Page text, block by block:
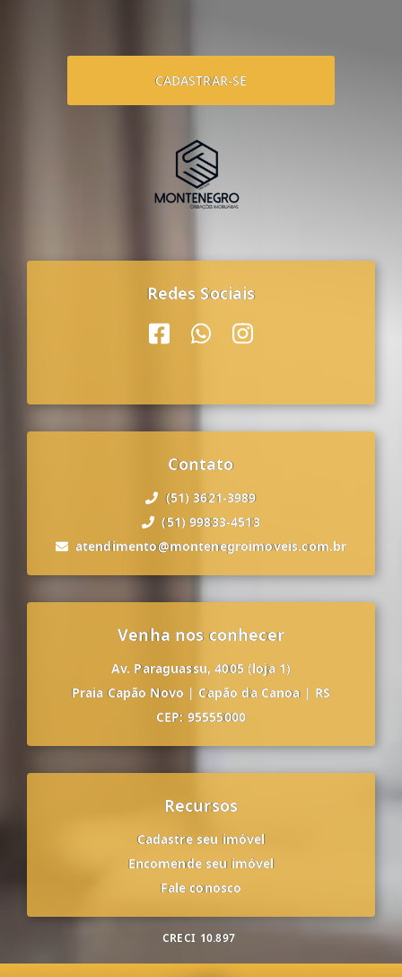
CADASTRAR-SE
Redes Sociais
Contato
(51) 3621-3989
(51) 99833-4513
atendimento@montenegroimoveis.com.br
Venha nos conhecer
Av. Paraguassu, 4005 (loja 1)
Praia Capão Novo | Capão da Canoa | RS
CEP: 95555000
Recursos
Cadastre seu imóvel
Encomende seu imóvel
Fale conosco
CRECI 10.897